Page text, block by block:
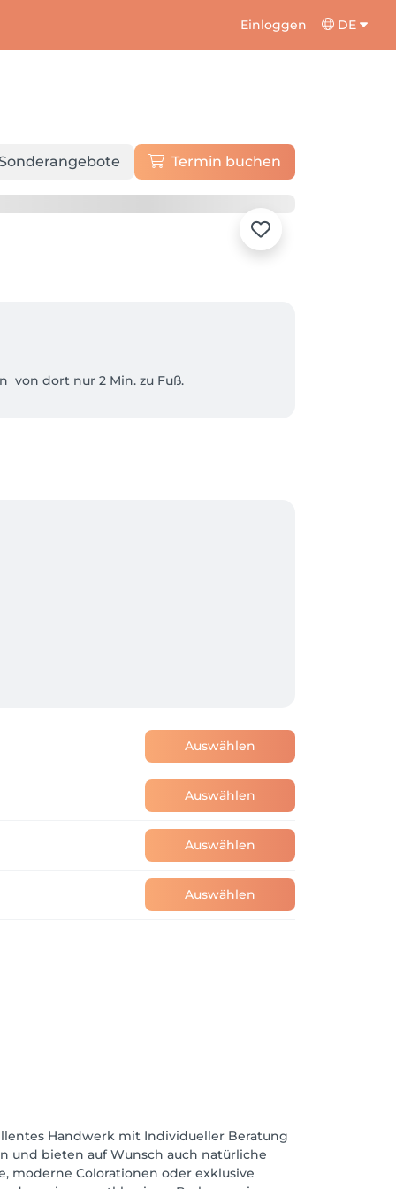
Einloggen DE
Termin buchen
von dort nur 2 Min. zu Fuß.
Auswählen
Auswählen
Auswählen
Auswählen
Handwerk mit Individueller Beratung
und bieten auf Wunsch auch natürliche
moderne Colorationen oder exklusive